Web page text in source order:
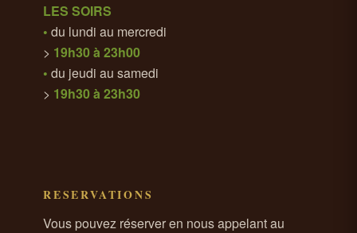
LES SOIRS
• du lundi au mercredi
> 19h30 à 23h00
• du jeudi au samedi
> 19h30 à 23h30
RESERVATIONS
Vous pouvez réserver en nous appelant au